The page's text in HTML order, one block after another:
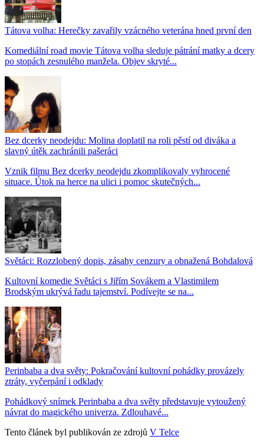
Tátova volha: Herečky zavařily vzácného veterána hned první den
Komediální road movie Tátova volha sleduje pátrání matky a dcery
po stopách zesnulého manžela. Objev skryté...
Bez dcerky neodejdu: Molina doplatil na roli pěstí od diváka a
slavný útěk zachránili pašeráci
Vznik filmu Bez dcerky neodejdu zkomplikovaly vyhrocené
situace. Útok na herce na ulici i pomoc skutečných...
Světáci: Rozzlobený dopis, zásahy cenzury a obnažená Bohdalová
Kultovní komedie Světáci s Jiřím Sovákem a Vlastimilem
Brodským ukrývá řadu tajemství. Podívejte se na...
Perinbaba a dva světy: Pokračování kultovní pohádky provázely
ztráty, vyčerpání i odklady
Pohádkový snímek Perinbaba a dva světy představuje vytoužený
návrat do magického univerza. Zdlouhavé...
Tento článek byl publikován ze zdrojů V Telce